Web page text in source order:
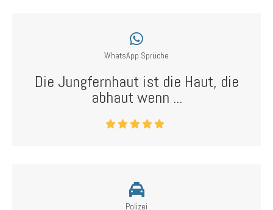
WhatsApp Sprüche
Die Jungfernhaut ist die Haut, die
abhaut wenn ...
Polizei